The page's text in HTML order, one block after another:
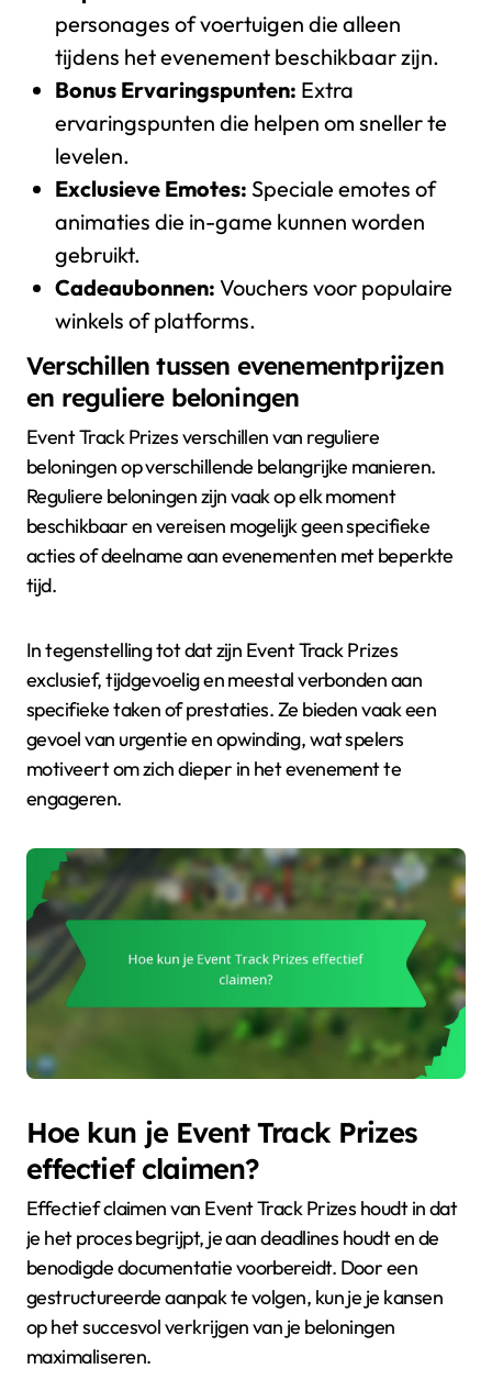
personages of voertuigen die alleen
tijdens het evenement beschikbaar zijn.
Bonus Ervaringspunten: Extra
ervaringspunten die helpen om sneller te
levelen.
Exclusieve Emotes: Speciale emotes of
animaties die in-game kunnen worden
gebruikt.
Cadeaubonnen: Vouchers voor populaire
winkels of platforms.
Verschillen tussen evenementprijzen
en reguliere beloningen
Event Track Prizes verschillen van reguliere
beloningen op verschillende belangrijke manieren.
Reguliere beloningen zijn vaak op elk moment
beschikbaar en vereisen mogelijk geen specifieke
acties of deelname aan evenementen met beperkte
tijd.
In tegenstelling tot dat zijn Event Track Prizes
exclusief, tijdgevoelig en meestal verbonden aan
specifieke taken of prestaties. Ze bieden vaak een
gevoel van urgentie en opwinding, wat spelers
motiveert om zich dieper in het evenement te
engageren.
Hoe kun je Event Track Prizes
effectief claimen?
Effectief claimen van Event Track Prizes houdt in dat
je het proces begrijpt, je aan deadlines houdt en de
benodigde documentatie voorbereidt. Door een
gestructureerde aanpak te volgen, kun je je kansen
op het succesvol verkrijgen van je beloningen
maximaliseren.